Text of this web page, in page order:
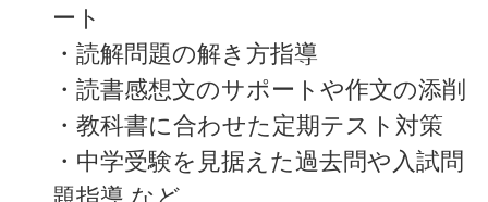
ート
・読解問題の解き方指導
・読書感想文のサポートや作文の添削
・教科書に合わせた定期テスト対策
・中学受験を見据えた過去問や入試問